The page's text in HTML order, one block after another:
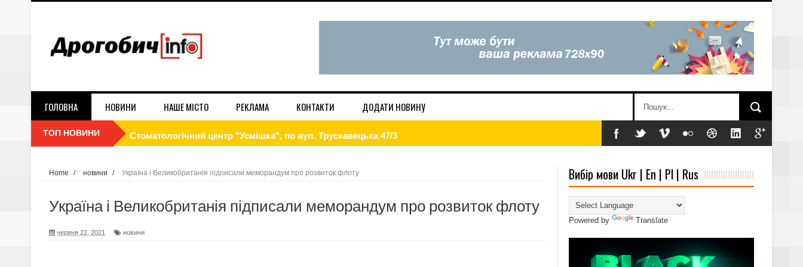
ГОЛОВНА НОВИНИ НАШЕ МІСТО РЕКЛАМА КОНТАКТИ ДОДАТИ НОВИНУ
ТОП НОВИНИ Cтоматологічний центр "Усмішка", по вул. Трускавецька 47/3
Стосується кожного! Ворог використовує будь-які методи, щоб завдати шкоди Україні
Контракт 18-24. Обери свою бригаду!
Home / новини / Україна і Великобританія підписали меморандум про розвиток флоту
Україна і Великобританія підписали меморандум про розвиток флоту
червня 22, 2021 новини
Вибір мови Ukr | En | Pl | Rus
Powered by Translate